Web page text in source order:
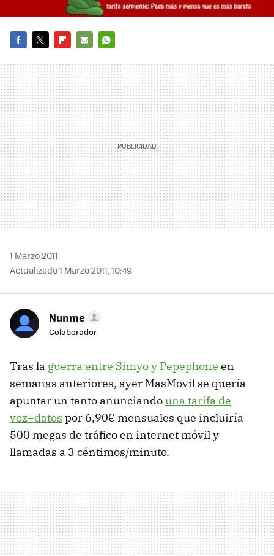
MAIL
1 Marzo 2011
Actualizado 1 Marzo 2011, 10:49
Nunme
Colaborador
Tras la guerra entre Simyo y Pepephone en
semanas anteriores, ayer MasMovil se quería
apuntar un tanto anunciandouna tarifa de
voz+datos por 6,90€ mensuales que incluiría
500 megas de tráfico en internet móvil y
llamadas a 3 céntimos/minuto.